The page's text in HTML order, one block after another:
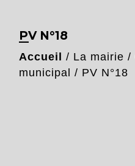
PV N°18
Accueil / La mairie /
municipal / PV N°18